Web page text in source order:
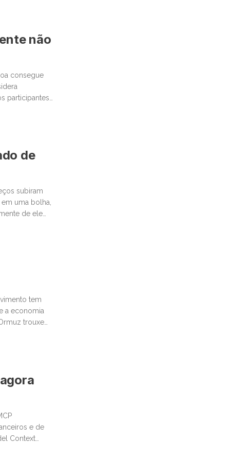
não
consegue
participantes
de
subiram
uma bolha,
de ele
tem
a economia
trouxe
e de
Context